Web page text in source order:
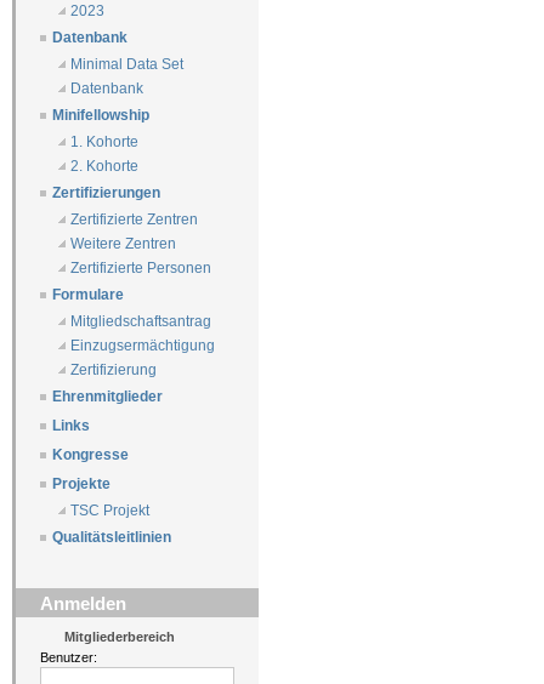
2023
Datenbank
Minimal Data Set
Datenbank
Minifellowship
1. Kohorte
2. Kohorte
Zertifizierungen
Zertifizierte Zentren
Weitere Zentren
Zertifizierte Personen
Formulare
Mitgliedschaftsantrag
Einzugsermächtigung
Zertifizierung
Ehrenmitglieder
Links
Kongresse
Projekte
TSC Projekt
Qualitätsleitlinien
Anmelden
Mitgliederbereich
Benutzer: